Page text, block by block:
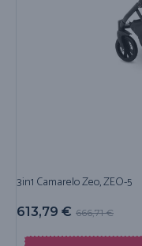
3in1 Camarelo Zeo, ZEO-5
666,71€
613,79 €